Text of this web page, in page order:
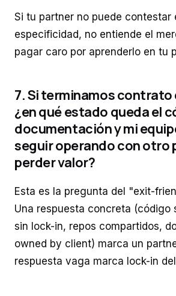
Si tu partner no puede contestar
especificidad, no entiende el
pagar caro por aprenderlo en tu
7. Si terminamos contrato
¿en qué estado queda el
documentación y mi
seguir operando con otro
perder valor?
Esta es la pregunta del "exit-
Una respuesta concreta (código
sin lock-in, repos compartidos,
owned by client) marca un
respuesta vaga marca lock-in